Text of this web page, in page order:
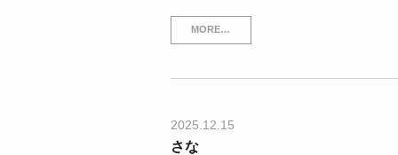
MORE…
2025.12.15
さな